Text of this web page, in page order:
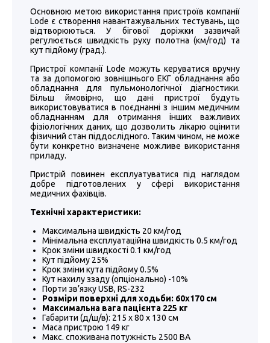
Основною метою використання пристроїв компанії
Lode є створення навантажувальних тестувань, що
відтворюються. У бігової доріжки зазвичай
регулюється швидкість руху полотна (км/год) та
кут підйому (град.).
Пристрої компанії Lode можуть керуватися вручну
та за допомогою зовнішнього ЕКГ обладнання або
обладнання для пульмонологічної діагностики.
Більш ймовірно, що дані пристрої будуть
використовуватися в поєднанні з іншим медичним
обладнанням для отримання інших важливих
фізіологічних даних, що дозволить лікарю оцінити
фізичний стан піддослідного. Таким чином, не може
бути конкретно визначене можливе використання
приладу.
Пристрій повинен експлуатуватися під наглядом
добре підготовлених у сфері використання
медичних фахівців.
Технічні характеристики:
Максимальна швидкість 20 км/год
Мінімальна експлуатаційна швидкість 0.5 км/год
Крок зміни швидкості 0.1 км/год
Кут підйому 25%
Крок зміни кута підйому 0.5%
Кут нахилу ззаду (опціонально) -10%
Порти зв’язку USB, RS-232
Розміри поверхні для ходьби: 60х170 см
Максимальна вага пацієнта 225 кг
Габарити (д/ш/в): 215 х 80 х 130 см
Маса пристрою 149 кг
Макс. споживана потужність 2500 ВА